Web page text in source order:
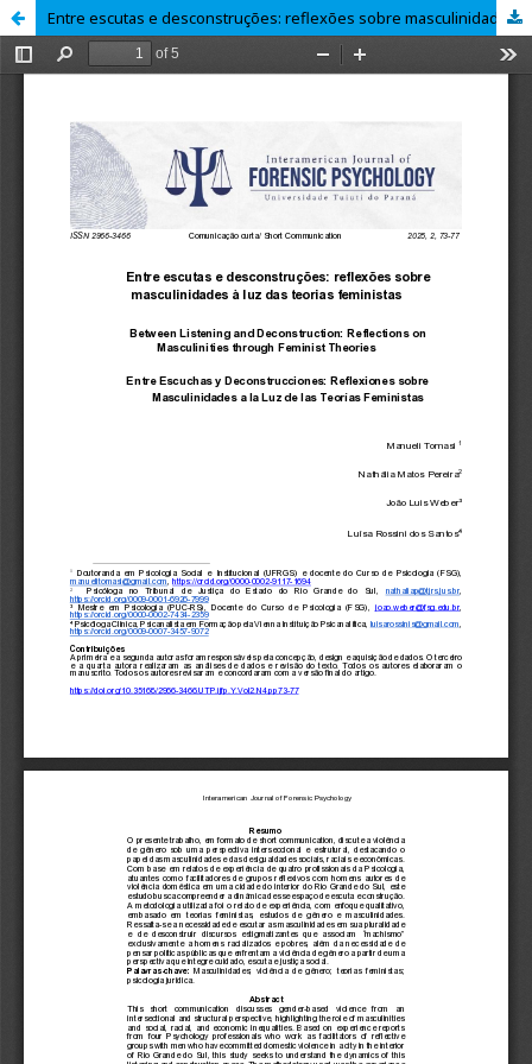
Entre escutas e desconstruções: reflexões sobre masculinidades à luz das teorias feministas